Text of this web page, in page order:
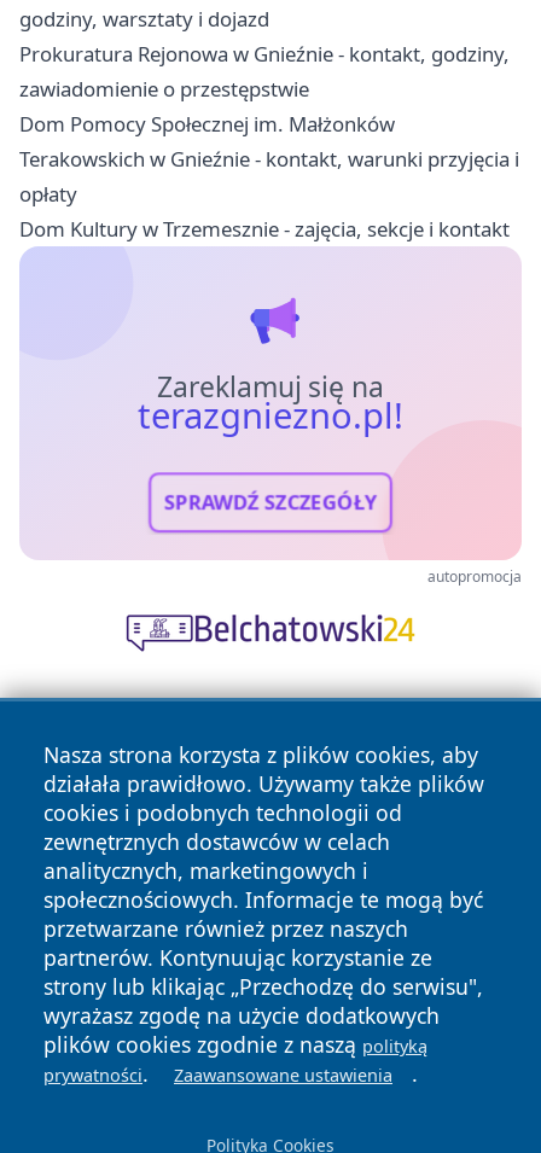
godziny, warsztaty i dojazd
Prokuratura Rejonowa w Gnieźnie - kontakt, godziny,
zawiadomienie o przestępstwie
Dom Pomocy Społecznej im. Małżonków
Terakowskich w Gnieźnie - kontakt, warunki przyjęcia i
opłaty
Dom Kultury w Trzemesznie - zajęcia, sekcje i kontakt
Zareklamuj się na
terazgniezno.pl!
SPRAWDŹ SZCZEGÓŁY
autopromocja
Nasza strona korzysta z plików cookies, aby
działała prawidłowo. Używamy także plików
cookies i podobnych technologii od
zewnętrznych dostawców w celach
analitycznych, marketingowych i
społecznościowych. Informacje te mogą być
przetwarzane również przez naszych
partnerów. Kontynuując korzystanie ze
strony lub klikając „Przechodzę do serwisu",
wyrażasz zgodę na użycie dodatkowych
plików cookies zgodnie z naszą polityką
prywatności. Zaawansowane ustawienia .
Polityka Cookies
Copyright © 2026 terazgniezno.pl Wszystkie prawa
zastrzeżone.
News Autorzy
Polityka
Prywatności
Polityka
Cookies